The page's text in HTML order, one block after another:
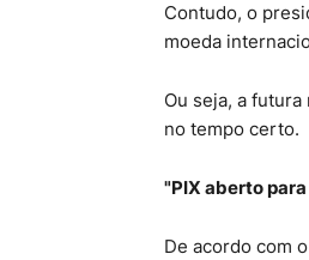
Contudo, o
moeda
Ou seja, a
no tempo certo.
"PIX aberto
De acordo com